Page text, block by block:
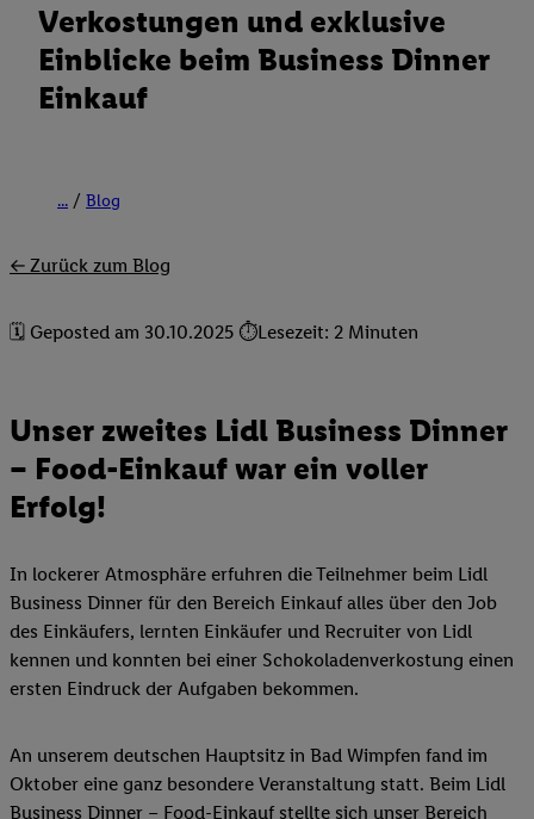
Verkostungen und exklusive
Einblicke beim Business Dinner
Einkauf
... Blog
← Zurück zum Blog
🗓 Geposted am 30.10.2025 ⏱️Lesezeit: 2 Minuten
Unser zweites Lidl Business Dinner
– Food-Einkauf war ein voller
Erfolg!
In lockerer Atmosphäre erfuhren die Teilnehmer beim Lidl
Business Dinner für den Bereich Einkauf alles über den Job
des Einkäufers, lernten Einkäufer und Recruiter von Lidl
kennen und konnten bei einer Schokoladenverkostung einen
ersten Eindruck der Aufgaben bekommen.
An unserem deutschen Hauptsitz in Bad Wimpfen fand im
Oktober eine ganz besondere Veranstaltung statt. Beim Lidl
Business Dinner – Food-Einkauf stellte sich unser Bereich